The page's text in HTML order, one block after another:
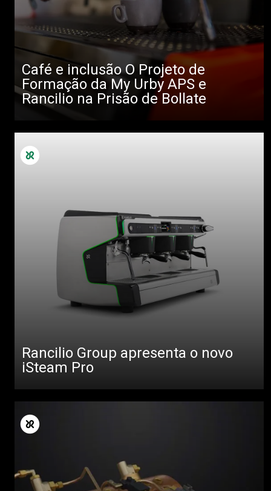
Café e inclusão O Projeto de
Formação da My Urby APS e
Rancilio na Prisão de Bollate
Rancilio Group apresenta o novo
iSteam Pro